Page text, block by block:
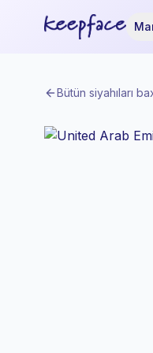
Bütün siyahıları